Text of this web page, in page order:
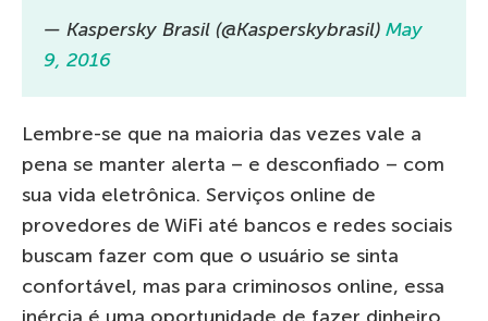
— Kaspersky Brasil (@Kasperskybrasil) May
9, 2016
Lembre-se que na maioria das vezes vale a
pena se manter alerta – e desconfiado – com
sua vida eletrônica. Serviços online de
provedores de WiFi até bancos e redes sociais
buscam fazer com que o usuário se sinta
confortável, mas para criminosos online, essa